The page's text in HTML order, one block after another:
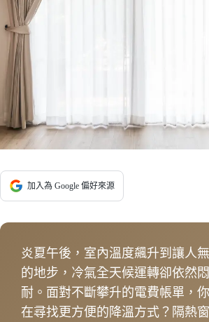
加入為 Google 偏好來源
炎夏午後，室內溫度飆升到讓人
的地步，冷氣全天候運轉卻依然
耐。面對不斷攀升的電費帳單，
在尋找更方便的降溫方式？隔熱